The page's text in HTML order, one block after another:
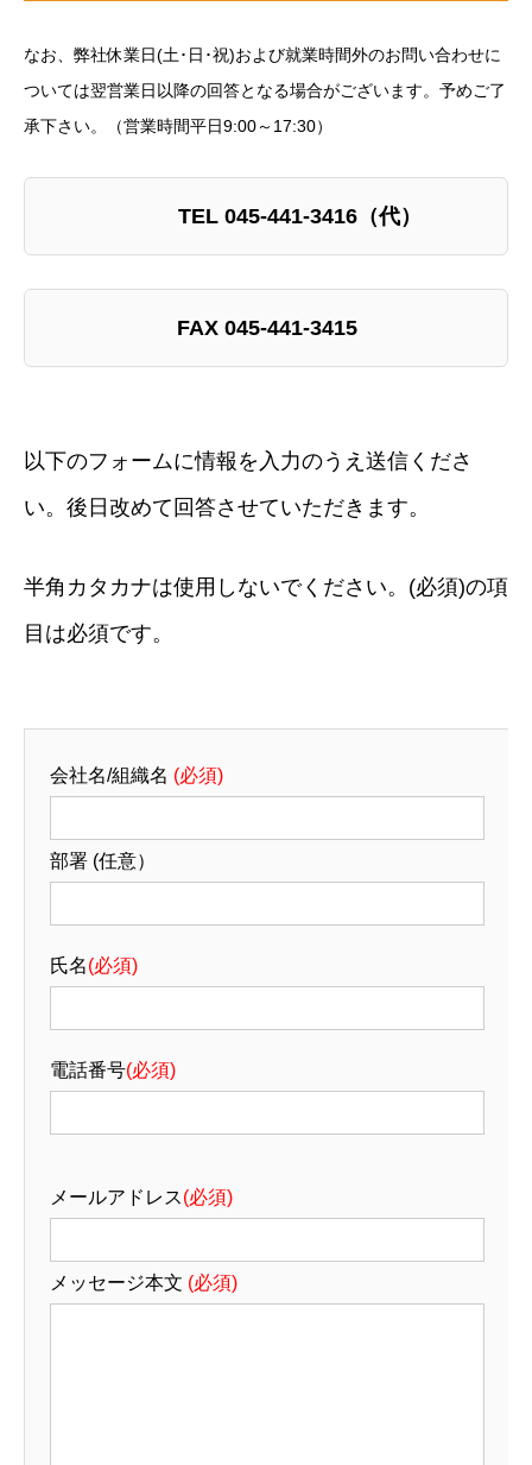
なお、弊社休業日(土･日･祝)および就業時間外のお問い合わせに
ついては翌営業日以降の回答となる場合がございます。予めご了
承下さい。（営業時間平日9:00～17:30）
TEL 045-441-3416（代）
FAX 045-441-3415
以下のフォームに情報を入力のうえ送信くださ
い。後日改めて回答させていただきます。
半角カタカナは使用しないでください。(必須)の項
目は必須です。
会社名/組織名 (必須)
部署 (任意）
氏名(必須)
電話番号(必須)
メールアドレス(必須)
メッセージ本文 (必須)